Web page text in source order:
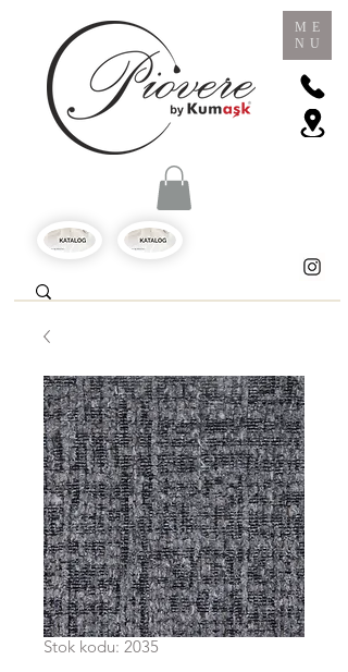
ME
NU
Stok kodu: 2035